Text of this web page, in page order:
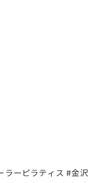
ーピラティス #金